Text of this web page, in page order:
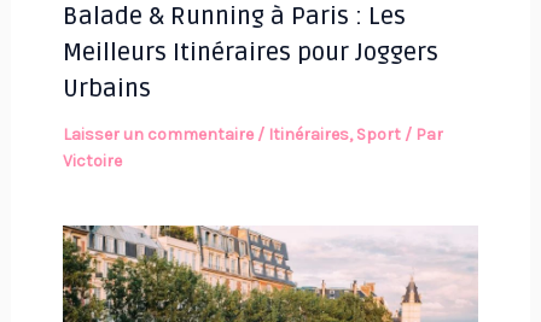
Balade & Running à Paris : Les
Meilleurs Itinéraires pour Joggers
Urbains
Laisser un commentaire / Itinéraires,Sport/ Par
Victoire